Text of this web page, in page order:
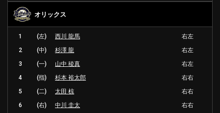
オリックス
1 (左) 西川 龍馬
右左
2
(中) 杉澤 龍
右左
3
(一) 山中 稜真
右左
4
(指) 杉本 裕太郎
右右
5
(二) 太田 椋
右右
6
(右) 中川 圭太
右右